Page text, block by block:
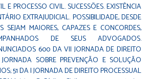
E PROCESSO CIVIL. SUCESSÕES. EXISTÊNCIA
EXTRAJUDICIAL. POSSIBILIDADE, DESDE
SEJAM MAIORES, CAPAZES E CONCORDES,
DE SEUS ADVOGADOS.
600 DA VII JORNADA DE DIREITO
SOBRE PREVENÇÃO E SOLUÇÃO
51 DA I JORNADA DE DIREITO PROCESSUAL